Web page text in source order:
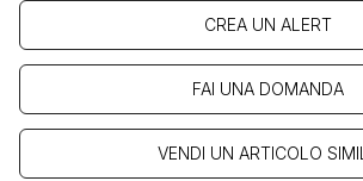
CREA UN ALERT
FAI UNA DOMANDA
VENDI UN ARTICOLO